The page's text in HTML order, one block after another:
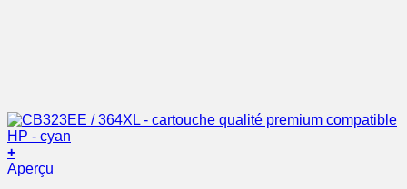
+
Aperçu